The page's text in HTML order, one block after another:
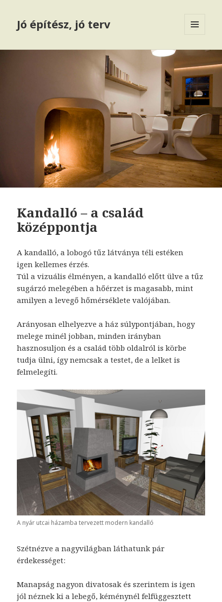
Jó építész, jó terv
WIDGETEK
Kandalló – a család
középpontja
A kandalló, a lobogó tűz látványa téli estéken
igen kellemes érzés.
Túl a vizuális élményen, a kandalló előtt ülve a tűz
sugárzó melegében a hőérzet is magasabb, mint
amilyen a levegő hőmérséklete valójában.
Arányosan elhelyezve a ház súlypontjában, hogy
melege minél jobban, minden irányban
hasznosuljon és a család több oldalról is körbe
tudja ülni, így nemcsak a testet, de a lelket is
felmelegíti.
A nyár utcai házamba tervezett modern kandalló
Szétnézve a nagyvilágban láthatunk pár
érdekességet:
Manapság nagyon divatosak és szerintem is igen
jól néznek ki a lebegő, kéménynél felfüggesztett